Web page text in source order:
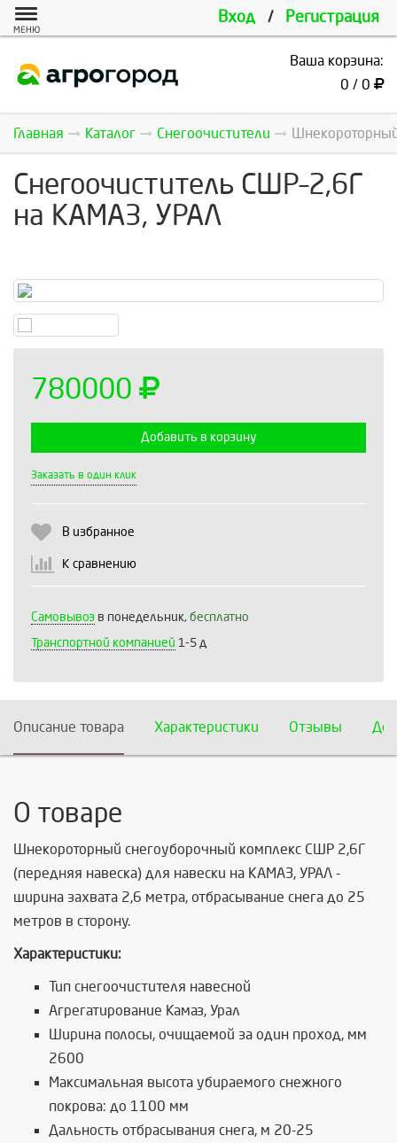
Вход / Регистрация
МЕНЮ
Ваша корзина:
0 / 0
Главная Каталог Снегоочистители
Снегоочиститель СШР–2,6Г
на КАМАЗ, УРАЛ
780000
Добавить в корзину
Заказать в один клик
В избранное
К сравнению
Самовывоз в понедельник, бесплатно
Транспортной компанией 1-5 д
Описание товара Характеристики Отзывы
О товаре
Шнекороторный снегоуборочный комплекс СШР 2,6Г
(передняя навеска) для навески на КАМАЗ, УРАЛ -
ширина захвата 2,6 метра, отбрасывание снега до 25
метров в сторону.
Характеристики:
Тип снегоочистителя навесной
Агрегатирование Камаз, Урал
Ширина полосы, очищаемой за один проход, мм
2600
Максимальная высота убираемого снежного
покрова: до 1100 мм
Дальность отбрасывания снега, м 20-25